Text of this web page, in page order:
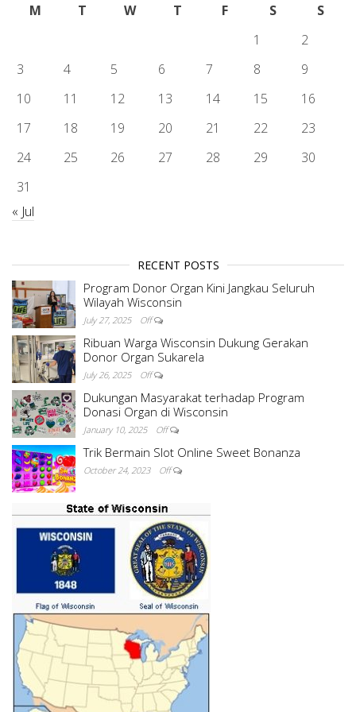
M
T W T F S
S
1
2
3
4 5 6 7 8
9
10
11 12 13 14 15
16
17
18 19 20 21 22
23
24
25 26 27 28 29
30
31
« Jul
RECENT POSTS
Program Donor Organ Kini Jangkau Seluruh
Wilayah Wisconsin
July 27, 2025 Off
Ribuan Warga Wisconsin Dukung Gerakan
Donor Organ Sukarela
July 26, 2025 Off
Dukungan Masyarakat terhadap Program
Donasi Organ di Wisconsin
January 10, 2025 Off
Trik Bermain Slot Online Sweet Bonanza
October 24, 2023 Off